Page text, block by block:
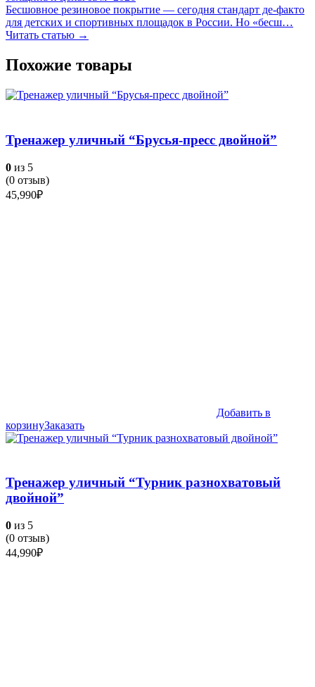
Бесшовное резиновое покрытие — сегодня стандарт де-факто
для детских и спортивных площадок в России. Но «бесш…
Читать статью →
Похожие товары
Тренажер уличный “Брусья-пресс двойной”
0 из 5
(0 отзыв)
45,990₽
Добавить в
корзинуЗаказать
Тренажер уличный “Турник разнохватовый
двойной”
0 из 5
(0 отзыв)
44,990₽